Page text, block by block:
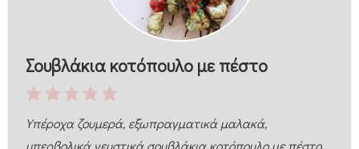
Σουβλάκια κοτόπουλο με πέστο
Υπέροχα ζουμερά, εξωπραγματικά μαλακά,